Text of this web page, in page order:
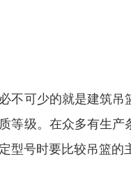
不可少的就是建筑
等级。在众多有生
型号时要比较吊篮的